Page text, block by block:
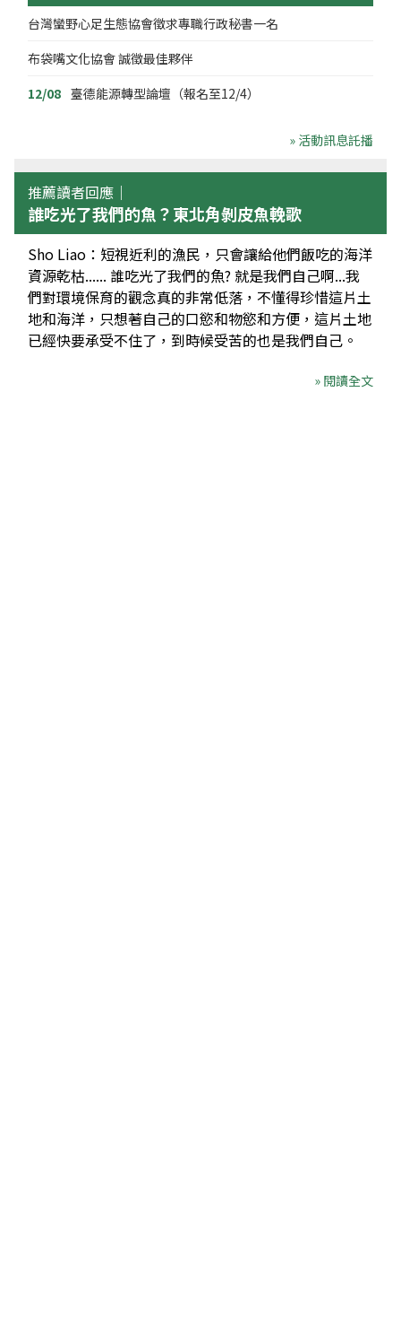
台灣蠻野心足生態協會徵求專職行政秘書一名
布袋嘴文化協會 誠徵最佳夥伴
12/08 臺德能源轉型論壇（報名至12/4）
» 活動訊息託播
推薦讀者回應｜
誰吃光了我們的魚？東北角剝皮魚輓歌
Sho Liao：短視近利的漁民，只會讓給他們飯吃的海洋
資源乾枯...... 誰吃光了我們的魚? 就是我們自己啊...我
們對環境保育的觀念真的非常低落，不懂得珍惜這片土
地和海洋，只想著自己的口慾和物慾和方便，這片土地
已經快要承受不住了，到時候受苦的也是我們自己。
» 閱讀全文